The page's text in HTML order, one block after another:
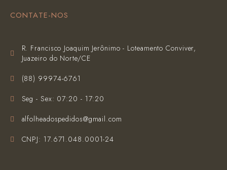
CONTATE-NOS
R. Francisco Joaquim Jerônimo - Loteamento Conviver,
Juazeiro do Norte/CE
(‪88) 99974-6761‬
Seg - Sex: 07:20 - 17:20
alfolheadospedidos@gmail.com
CNPJ: 17.671.048.0001-24